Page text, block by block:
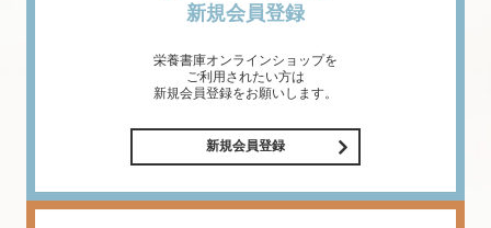
新規会員登録
栄養書庫オンラインショップを
ご利用されたい方は
新規会員登録をお願いします。
新規会員登録